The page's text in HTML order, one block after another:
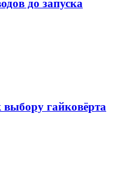
до запуска
гайковёрта